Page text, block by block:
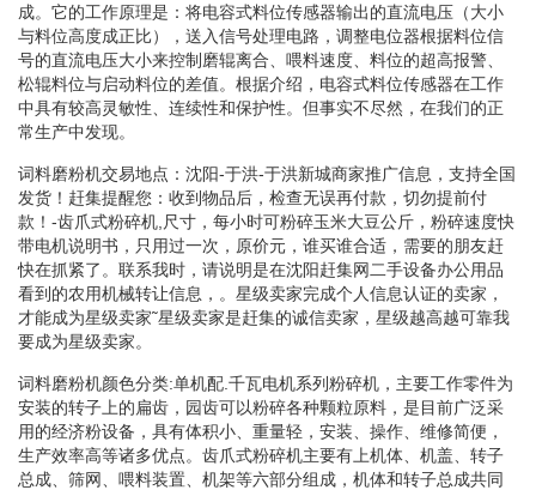
成。它的工作原理是：将电容式料位传感器输出的直流电压（大小
与料位高度成正比），送入信号处理电路，调整电位器根据料位信
号的直流电压大小来控制磨辊离合、喂料速度、料位的超高报警、
松辊料位与启动料位的差值。根据介绍，电容式料位传感器在工作
中具有较高灵敏性、连续性和保护性。但事实不尽然，在我们的正
常生产中发现。
词料磨粉机交易地点：沈阳-于洪-于洪新城商家推广信息，支持全国
发货！赶集提醒您：收到物品后，检查无误再付款，切勿提前付
款！-齿爪式粉碎机,尺寸，每小时可粉碎玉米大豆公斤，粉碎速度快
带电机说明书，只用过一次，原价元，谁买谁合适，需要的朋友赶
快在抓紧了。联系我时，请说明是在沈阳赶集网二手设备办公用品
看到的农用机械转让信息，。星级卖家完成个人信息认证的卖家，
才能成为星级卖家˜星级卖家是赶集的诚信卖家，星级越高越可靠我
要成为星级卖家。
词料磨粉机颜色分类:单机配.千瓦电机系列粉碎机，主要工作零件为
安装的转子上的扁齿，园齿可以粉碎各种颗粒原料，是目前广泛采
用的经济粉设备，具有体积小、重量轻，安装、操作、维修简便，
生产效率高等诸多优点。齿爪式粉碎机主要有上机体、机盖、转子
总成、筛网、喂料装置、机架等六部分组成，机体和转子总成共同